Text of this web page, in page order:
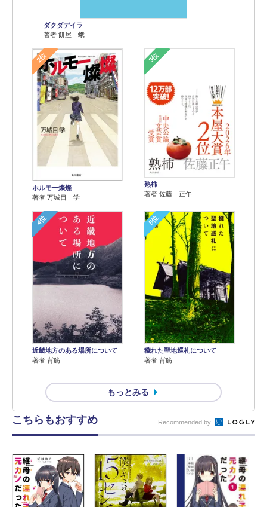
ダクダデイラ
著者 餅屋 蛾
2位
ホルモー燦燦
著者 万城目 学
3位
熟柿
著者 佐藤 正午
4位
近畿地方のある場所について
著者 背筋
5位
穢れた聖地巡礼について
著者 背筋
もっとみる
こちらもおすすめ Recommended by